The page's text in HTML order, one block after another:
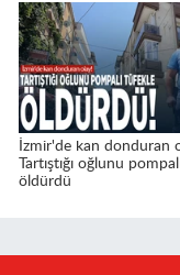
İzmir'de kan donduran
Tartıştığı oğlunu
öldürdü